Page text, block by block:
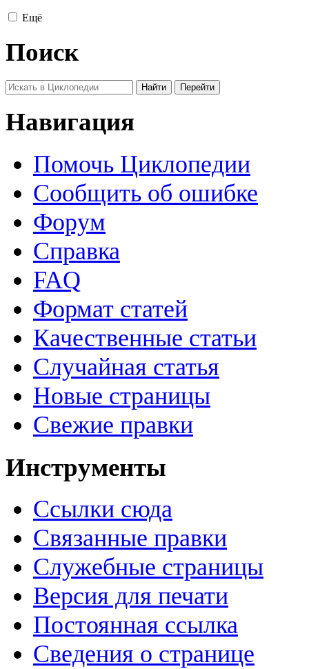
Ещё
Поиск
Навигация
Помочь Циклопедии
Сообщить об ошибке
Форум
Справка
FAQ
Формат статей
Качественные статьи
Случайная статья
Новые страницы
Свежие правки
Инструменты
Ссылки сюда
Связанные правки
Служебные страницы
Версия для печати
Постоянная ссылка
Сведения о странице